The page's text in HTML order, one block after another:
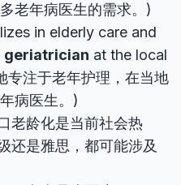
老年病医生的需求。)
in elderly care and
geriatrician at the local
专注于老年护理，在当地
病医生。)
老龄化是当前社会热
还是雅思，都可能涉及